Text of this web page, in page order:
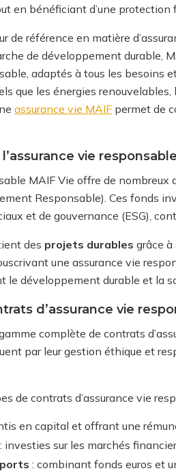
en bénéficiant d’une protection
de référence en matière
de développement durable,
adaptés à tous les besoins
que les énergies
assurance vie MAIF permet de
vie
MAIF Vie offre de
Responsable). Ces fonds
et de gouvernance (ESG),
des projets durables grâce
une assurance vie
le développement durable et la
d’assurance vie
complète de contrats
par leur gestion éthique et
de contrats d’assurance vie
en capital et offrant une
: investies sur les marchés
: combinant fonds euros et